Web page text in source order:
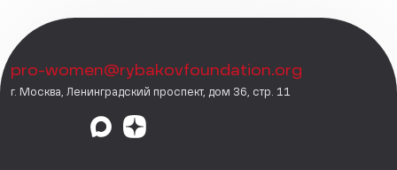
pro-women@rybakovfoundation.org
г. Москва, Ленинградский проспект, дом 36, стр. 11